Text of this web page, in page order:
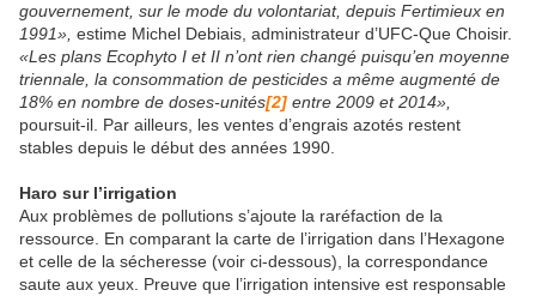
gouvernement, sur le mode du volontariat, depuis Fertimieux en
1991», estime Michel Debiais, administrateur d’UFC-Que Choisir.
«Les plans Ecophyto I et II n’ont rien changé puisqu’en moyenne
triennale, la consommation de pesticides a même augmenté de
18% en nombre de doses-unités[2] entre 2009 et 2014»,
poursuit-il. Par ailleurs, les ventes d’engrais azotés restent
stables depuis le début des années 1990.
Haro sur l’irrigation
Aux problèmes de pollutions s’ajoute la raréfaction de la
ressource. En comparant la carte de l’irrigation dans l’Hexagone
et celle de la sécheresse (voir ci-dessous), la correspondance
saute aux yeux. Preuve que l’irrigation intensive est responsable